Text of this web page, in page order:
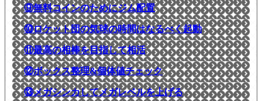
⑨無料コインのためにジム配置
⑩ロケット団の気球の時間はなるべく起動
⑪最高の相棒を目指して相活
⑫ボックス整理&個体値チェック
⑬メガシンカしてメガレベルを上げる